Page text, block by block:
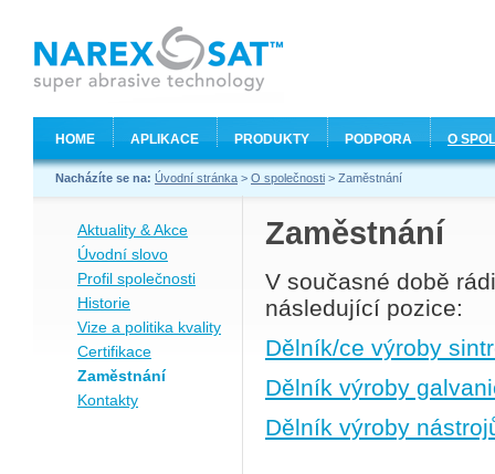
HOME APLIKACE PRODUKTY PODPORA O
Nacházíte se na: Úvodní stránka > O společnosti > Zaměstnání
Zaměstnání
V současné době
následující pozice:
Dělník/ce výroby
Dělník výroby
Dělník výroby
Aktuality & Akce
Úvodní slovo
Profil společnosti
Historie
Vize a politika kvality
Certifikace
Zaměstnání
Kontakty